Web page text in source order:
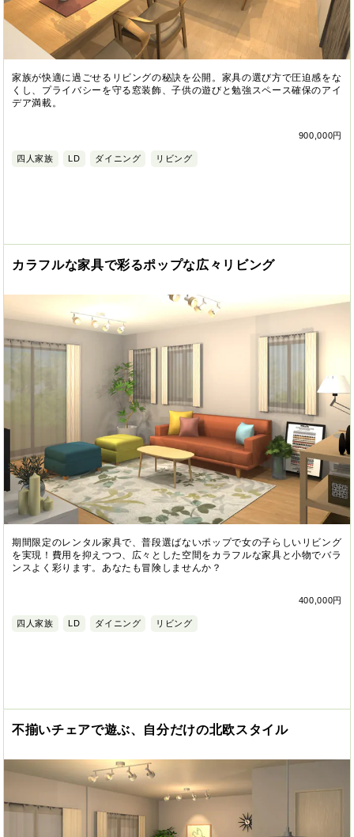
家族が快適に過ごせるリビングの秘訣を公開。家具の選び方で圧迫感をな
くし、プライバシーを守る窓装飾、子供の遊びと勉強スペース確保のアイ
デア満載。
900,000円
四人家族 LD ダイニング リビング
カラフルな家具で彩るポップな広々リビング
期間限定のレンタル家具で、普段選ばないポップで女の子らしいリビング
を実現！費用を抑えつつ、広々とした空間をカラフルな家具と小物でバラ
ンスよく彩ります。あなたも冒険しませんか？
400,000円
四人家族 LD ダイニング リビング
不揃いチェアで遊ぶ、自分だけの北欧スタイル